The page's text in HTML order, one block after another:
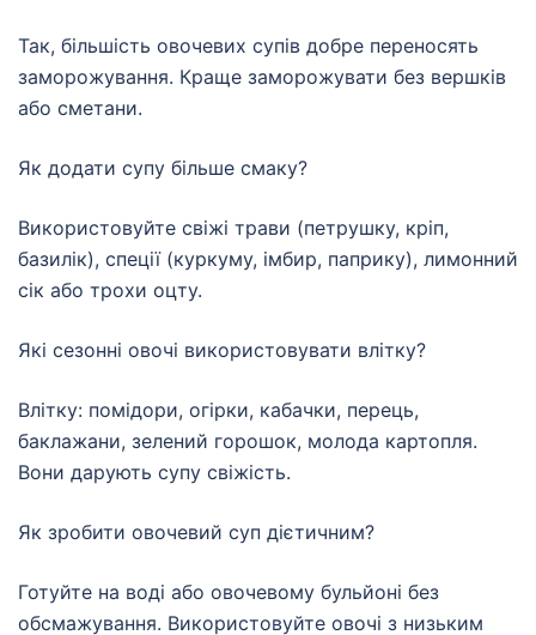
Так, більшість овочевих супів добре переносять
заморожування. Краще заморожувати без вершків
або сметани.
Як додати супу більше смаку?
Використовуйте свіжі трави (петрушку, кріп,
базилік), спеції (куркуму, імбир, паприку), лимонний
сік або трохи оцту.
Які сезонні овочі використовувати влітку?
Влітку: помідори, огірки, кабачки, перець,
баклажани, зелений горошок, молода картопля.
Вони дарують супу свіжість.
Як зробити овочевий суп дієтичним?
Готуйте на воді або овочевому бульйоні без
обсмажування. Використовуйте овочі з низьким